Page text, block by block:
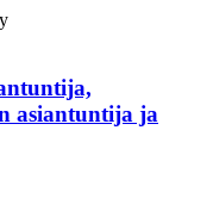
asiantuntija ja